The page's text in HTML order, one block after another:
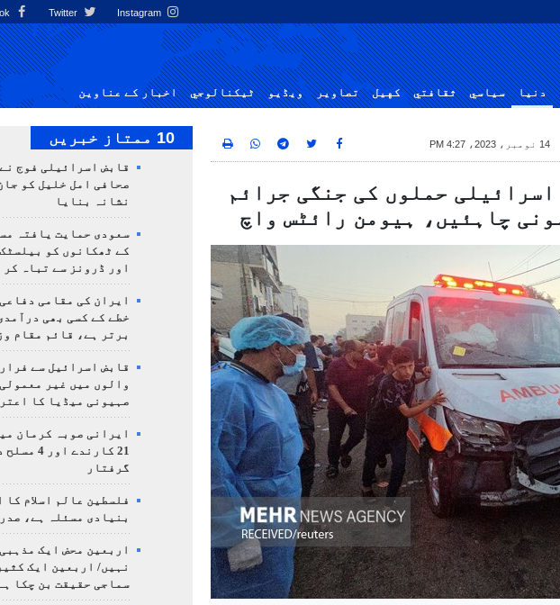
Instagram
دنیا سياسي ثقافتي کهيل تصاوير ویڈیو ٹيكنالوجي اخبار کے عناوین
14 نومبر، 2023، 4:27 PM
حملوں کی جنگی جرائم
چاہئیں، ہیومن رائٹس واچ
10 ممتاز خبریں
قابض اسرائیلی فوج
صحافی امل خلیل کو
نشانہ بنایا
سعودی حمایت یافتہ
کے ٹھکانوں کو
اور ڈرونز سے تباہ کر
ایران کی مقامی
خطے کے کسی بھی
برتر ہے، قائم مقام
قابض اسرائیل سے
والوں میں غیر
صہیونی میڈیا کا
ایرانی صوبہ کرمان
21 کارندے
گرفتار
فلسطین عالم اسلام کا
بنیادی مسئلہ ہے،
اربعین محض ایک
نہیں/ اربعین ایک
سماجی حقیقت بن چکا